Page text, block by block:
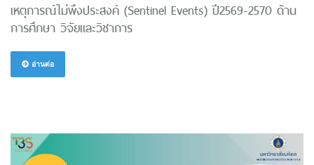
เหตุการณ์ไม่พึงประสงค์ (Sentinel Events) ปี2569-2570 ด้าน
การศึกษา วิจัยและวิชาการ
อ่านต่อ